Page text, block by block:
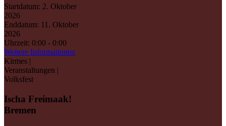
Startdatum: 2. Oktober
2026
Enddatum: 11. Oktober
2026
Uhrzeit: 0:00 - 0:00
Weitere Informationen
Kirmes |
Veranstaltungen |
Volksfest
Ischa Freimaak!
Bremen